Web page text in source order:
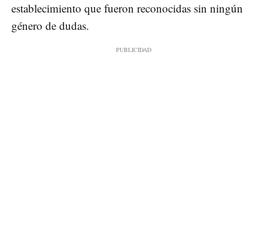
establecimiento que fueron reconocidas sin ningún
género de dudas.